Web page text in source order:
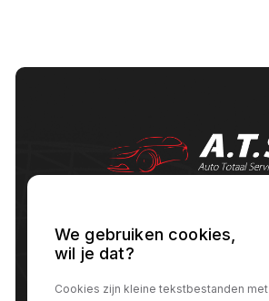
We gebruiken cookies,
wil je dat?
Cookies zijn kleine tekstbestanden met